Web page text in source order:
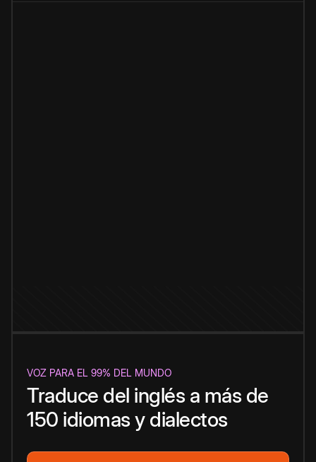
VOZ PARA EL 99% DEL MUNDO
Traduce del inglés a más de
150 idiomas y dialectos